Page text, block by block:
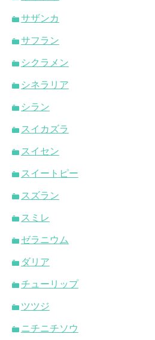
サザンカ
サフラン
シクラメン
シネラリア
シラン
スイカズラ
スイセン
スイートピー
スズラン
スミレ
ゼラニウム
ダリア
チューリップ
ツツジ
ニチニチソウ